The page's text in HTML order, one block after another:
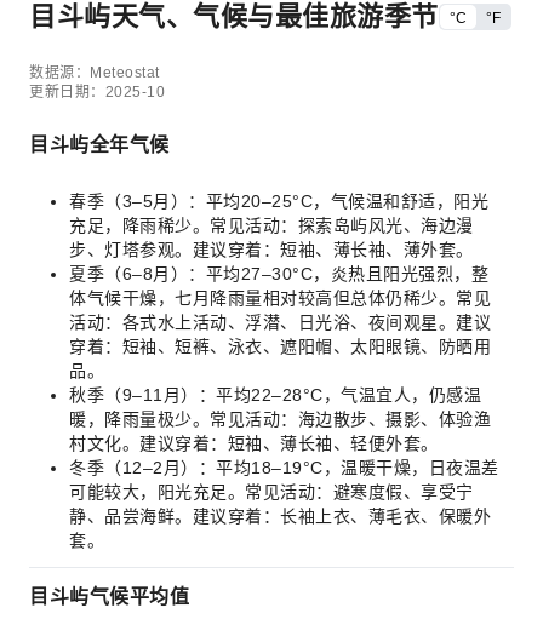
目斗屿天气、气候与最佳旅游季节 °C °F
数据源：Meteostat
更新日期：2025-10
目斗屿全年气候
春季（3–5月）：平均20–25°C，气候温和舒适，阳光
充足，降雨稀少。常见活动：探索岛屿风光、海边漫
步、灯塔参观。建议穿着：短袖、薄长袖、薄外套。
夏季（6–8月）：平均27–30°C，炎热且阳光强烈，整
体气候干燥，七月降雨量相对较高但总体仍稀少。常见
活动：各式水上活动、浮潜、日光浴、夜间观星。建议
穿着：短袖、短裤、泳衣、遮阳帽、太阳眼镜、防晒用
品。
秋季（9–11月）：平均22–28°C，气温宜人，仍感温
暖，降雨量极少。常见活动：海边散步、摄影、体验渔
村文化。建议穿着：短袖、薄长袖、轻便外套。
冬季（12–2月）：平均18–19°C，温暖干燥，日夜温差
可能较大，阳光充足。常见活动：避寒度假、享受宁
静、品尝海鲜。建议穿着：长袖上衣、薄毛衣、保暖外
套。
目斗屿气候平均值